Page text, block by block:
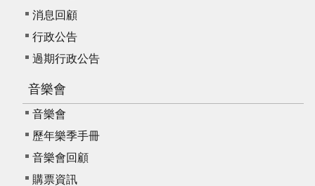
消息回顧
行政公告
過期行政公告
音樂會
音樂會
歷年樂季手冊
音樂會回顧
購票資訊